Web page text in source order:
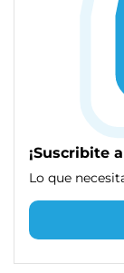
¡Suscribite
Lo que